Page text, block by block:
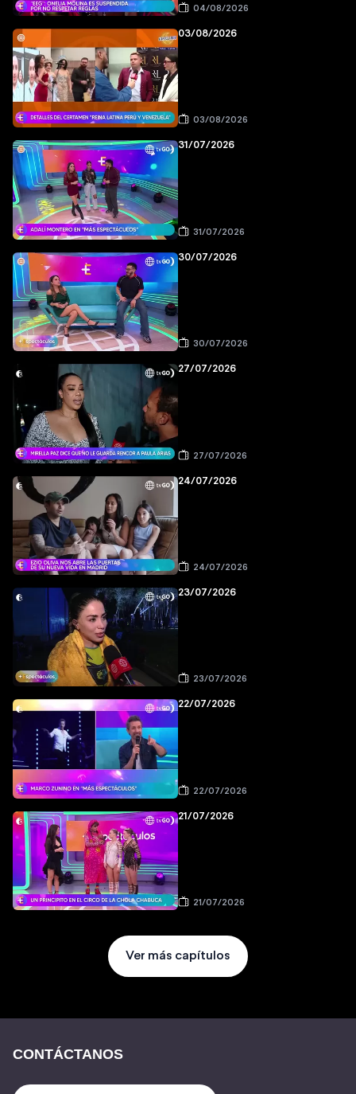
04/08/2026
03/08/2026
03/08/2026
31/07/2026
31/07/2026
30/07/2026
30/07/2026
27/07/2026
27/07/2026
24/07/2026
24/07/2026
23/07/2026
23/07/2026
22/07/2026
22/07/2026
21/07/2026
21/07/2026
Ver más capítulos
CONTÁCTANOS